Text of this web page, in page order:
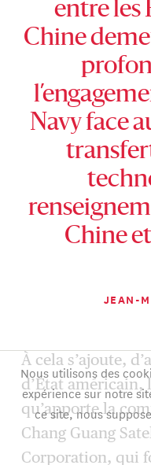
entre les
Chine
Navy face
Chine
JEAN-
À cela s’ajoute,
d’État
qu’apporte la
Chang Guang
Corporation, qui
Nous utilisons des
expérience sur notre
ce site, nous